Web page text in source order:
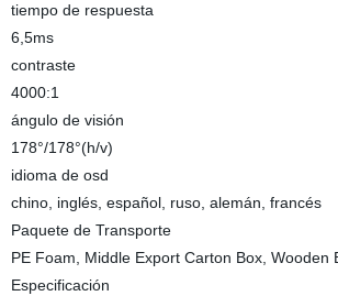
tiempo de respuesta
6,5ms
contraste
4000:1
ángulo de visión
178°/178°(h/v)
idioma de osd
chino, inglés, español, ruso, alemán, francés
Paquete de Transporte
PE Foam, Middle Export Carton Box, Wooden
Especificación